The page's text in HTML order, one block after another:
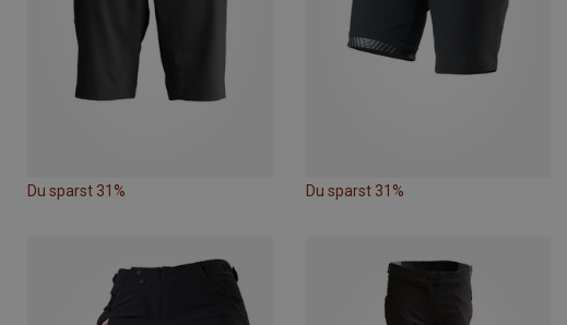
Du sparst 31% Du sparst 31%